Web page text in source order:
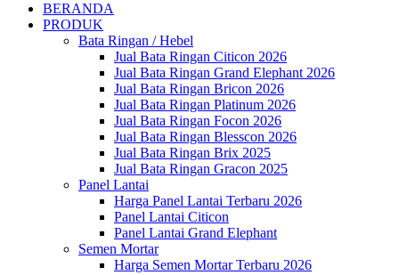
BERANDA
PRODUK
Bata Ringan / Hebel
Jual Bata Ringan Citicon 2026
Jual Bata Ringan Grand Elephant 2026
Jual Bata Ringan Bricon 2026
Jual Bata Ringan Platinum 2026
Jual Bata Ringan Focon 2026
Jual Bata Ringan Blesscon 2026
Jual Bata Ringan Brix 2025
Jual Bata Ringan Gracon 2025
Panel Lantai
Harga Panel Lantai Terbaru 2026
Panel Lantai Citicon
Panel Lantai Grand Elephant
Semen Mortar
Harga Semen Mortar Terbaru 2026